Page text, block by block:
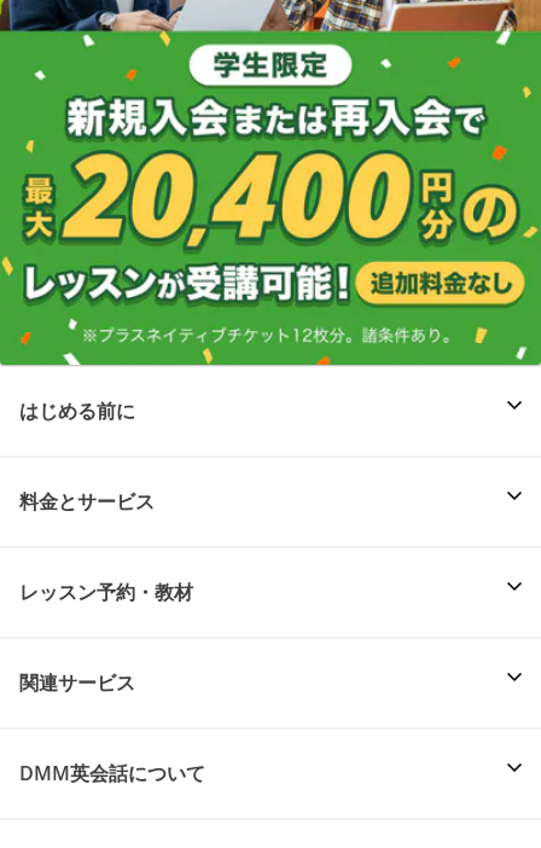
はじめる前に
料金とサービス
レッスン予約・教材
関連サービス
DMM英会話について